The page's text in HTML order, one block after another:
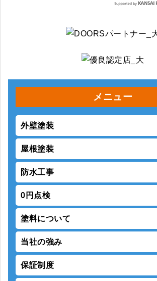
メニュー
外壁塗装
屋根塗装
防水工事
0円点検
塗料について
当社の強み
保証制度